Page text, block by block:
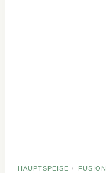
HAUPTSPEISE / FUSION